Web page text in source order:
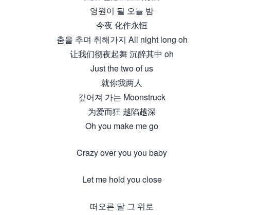
영원이 될 오늘 밤
今夜 化作永恒
춤을 추며 취해가지 All night long oh
让我们彻夜起舞 沉醉其中 oh
Just the two of us
就你我两人
깊어져 가는 Moonstruck
为爱而狂 越陷越深
Oh you make me go
Crazy over you you baby
Let me hold you close
떠오른 달 그 위로